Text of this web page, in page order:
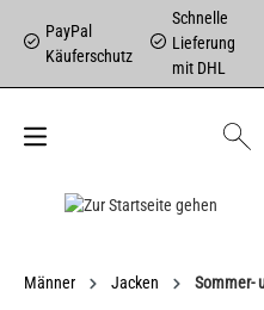
PayPal
Käuferschutz
Schnelle
Lieferung
mit DHL
Männer Jacken Sommer-